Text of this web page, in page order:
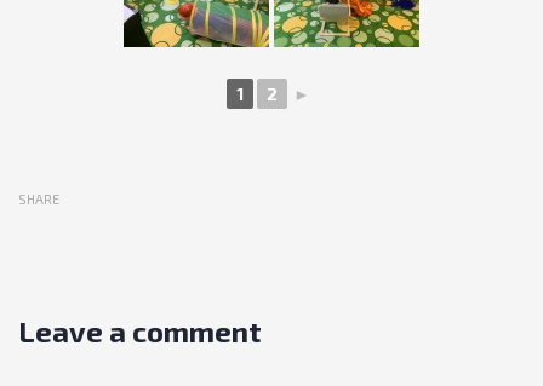
1 2 ►
SHARE
Leave a comment